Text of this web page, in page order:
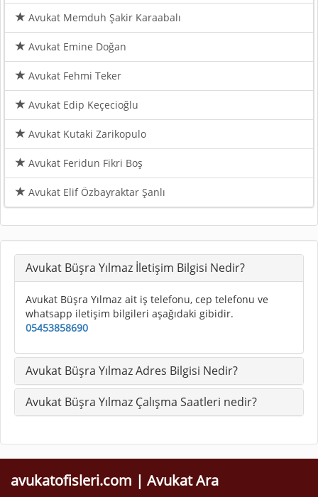
Avukat Memduh Şakir Karaabalı
Avukat Emine Doğan
Avukat Fehmi Teker
Avukat Edip Keçecioğlu
Avukat Kutaki Zarikopulo
Avukat Feridun Fikri Boş
Avukat Elif Özbayraktar Şanlı
Avukat Büşra Yılmaz İletişim Bilgisi Nedir?
Avukat Büşra Yılmaz ait iş telefonu, cep telefonu ve
whatsapp iletişim bilgileri aşağıdaki gibidir.
05453858690
Avukat Büşra Yılmaz Adres Bilgisi Nedir?
Avukat Büşra Yılmaz Çalışma Saatleri nedir?
avukatofisleri.com | Avukat Ara